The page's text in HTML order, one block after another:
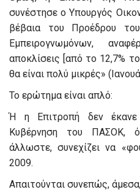
συνέστησε ο Υπουργός
βέβαια του Προέδρου
Εμπειρογνωμόνων,
αποκλίσεις [από το 12,7%
θα είναι πολύ μικρές»
Το ερώτημα είναι απλό:
Ή η Επιτροπή δεν
Κυβέρνηση του ΠΑΣΟΚ,
άλλωστε, συνεχίζει να
2009.
Απαιτούνται συνεπώς,